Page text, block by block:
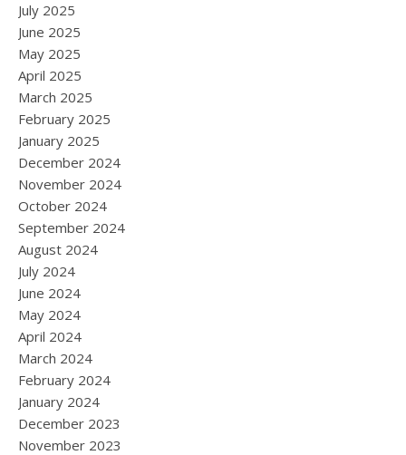
July 2025
June 2025
May 2025
April 2025
March 2025
February 2025
January 2025
December 2024
November 2024
October 2024
September 2024
August 2024
July 2024
June 2024
May 2024
April 2024
March 2024
February 2024
January 2024
December 2023
November 2023